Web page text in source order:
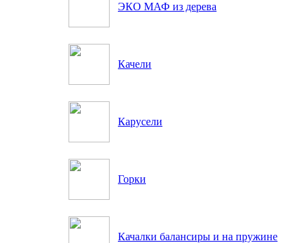
ЭКО МАФ из дерева
Качели
Карусели
Горки
Качалки балансиры и на пружине